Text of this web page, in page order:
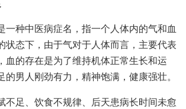
一种中医病症名，指一个人体内的气和血
状态下，由于气对于人体而言，主要代表
血的存在是为了维持机体正常生长和运
的男人刚劲有力，精神饱满，健康强壮。
不足、饮食不规律、后天患病长时间未愈